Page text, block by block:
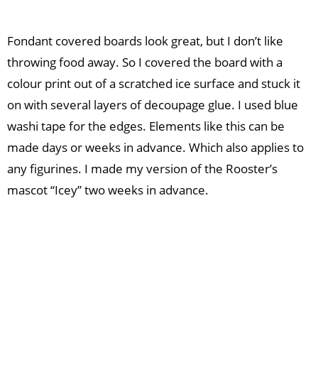
Fondant covered boards look great, but I don’t like
throwing food away. So I covered the board with a
colour print out of a scratched ice surface and stuck it
on with several layers of decoupage glue. I used blue
washi tape for the edges. Elements like this can be
made days or weeks in advance. Which also applies to
any figurines. I made my version of the Rooster’s
mascot “Icey” two weeks in advance.